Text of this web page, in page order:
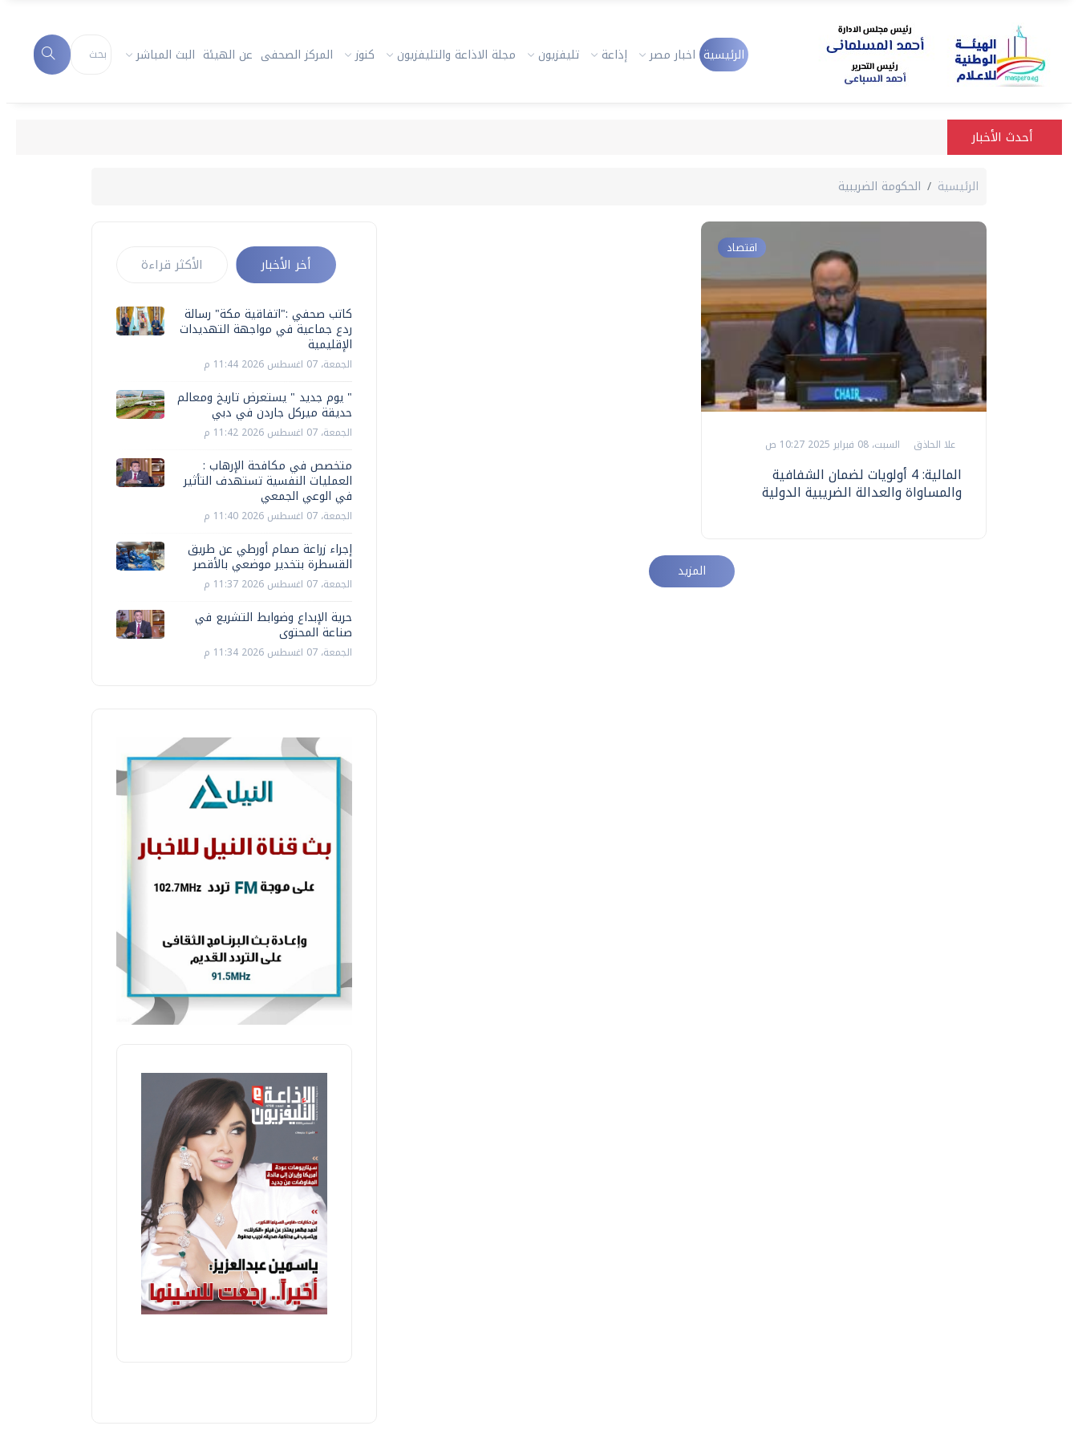
الرئيسية اخبار مصر إذاعة تليفزيون مجلة الاذاعة والتليفزيون كنوز المركز الصحفى عن الهيئة البث المباشر
أحدث الأخبار
الرئيسية الحكومة الضريبية
اقتصاد
علا الحاذق السبت، 08 فبراير 2025 10:27 ص
المالية: 4 أولويات لضمان الشفافية
والمساواة والعدالة الضريبية الدولية
المزيد
أخر الأخبار الأكثر قراءة
كاتب صحفي :"اتفاقية مكة" رسالة
ردع جماعية في مواجهة التهديدات
الإقليمية
الجمعة، 07 اغسطس 2026 11:44 م
" يوم جديد " يستعرض تاريخ ومعالم
حديقة ميركل جاردن في دبي
الجمعة، 07 اغسطس 2026 11:42 م
متخصص في مكافحة الإرهاب :
العمليات النفسية تستهدف التأثير
في الوعي الجمعي
الجمعة، 07 اغسطس 2026 11:40 م
إجراء زراعة صمام أورطي عن طريق
القسطرة بتخدير موضعي بالأقصر
الجمعة، 07 اغسطس 2026 11:37 م
حرية الإبداع وضوابط التشريع في
صناعة المحتوى
الجمعة، 07 اغسطس 2026 11:34 م